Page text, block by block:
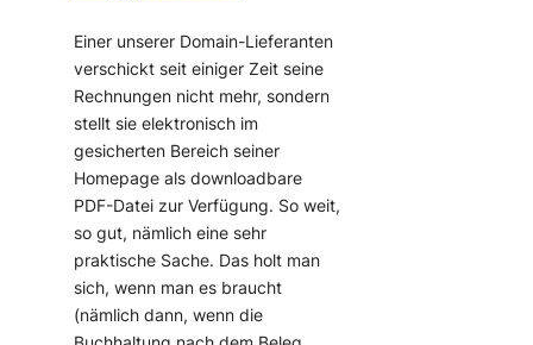
Einer unserer Domain-Lieferanten
verschickt seit einiger Zeit seine
Rechnungen nicht mehr, sondern
stellt sie elektronisch im
gesicherten Bereich seiner
Homepage als downloadbare
PDF-Datei zur Verfügung. So weit,
so gut, nämlich eine sehr
praktische Sache. Das holt man
sich, wenn man es braucht
(nämlich dann, wenn die